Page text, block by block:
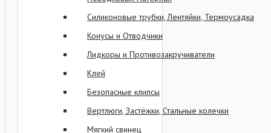
Силиконовые трубки, Лентяйки, Термоусадка
Конусы и Отводчики
Лидкоры и Противозакручиватели
Клей
Безопасные клипсы
Вертлюги, Застёжки, Стальные колечки
Мягкий свинец